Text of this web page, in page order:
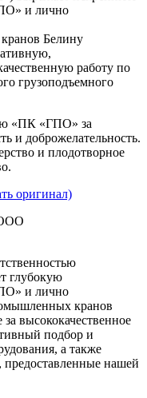
и лично
Белину
работу по
грузоподъемного
«ПК «ГПО» за
и доброжелательность.
и плодотворное
оригинал)
глубокую
и лично
кранов
высококачественное
подбор и
а также
предоставленные нашей